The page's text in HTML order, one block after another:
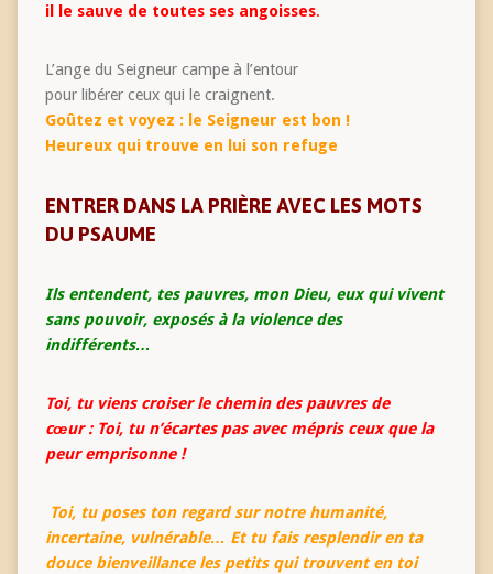
il le sauve de toutes ses angoisses.
L’ange du Seigneur campe à l’entour
pour libérer ceux qui le craignent.
Goûtez et voyez : le Seigneur est bon !
Heureux qui trouve en lui son refuge
ENTRER DANS LA PRIÈRE AVEC LES MOTS
DU PSAUME
Ils entendent, tes pauvres, mon Dieu, eux qui vivent
sans pouvoir, exposés à la violence des
indifférents…
Toi, tu viens croiser le chemin des pauvres de
cœur : Toi, tu n’écartes pas avec mépris ceux que la
peur emprisonne !
Toi, tu poses ton regard sur notre humanité,
incertaine, vulnérable… Et tu fais resplendir en ta
douce bienveillance les petits qui trouvent en toi